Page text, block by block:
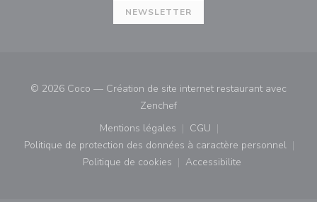
NEWSLETTER
© 2026 Coco — Création de site internet restaurant avec
Zenchef((ouvre une nouvelle fenêtre))
Mentions légales
((ouvre une nouvelle fenêtre))
CGU
((ouvre une nouvelle
Politique de protection des données à caractère personnel
((ouvre une nouvelle fenêtre))
Politique de cookies
((ouvre une nouvelle fenêtre))
Accessibilite
((ouvre une nouvelle